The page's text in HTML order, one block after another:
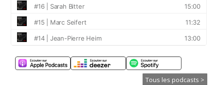
Tous les podcasts >